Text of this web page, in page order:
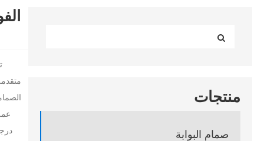
منتجات
صمام البوابة